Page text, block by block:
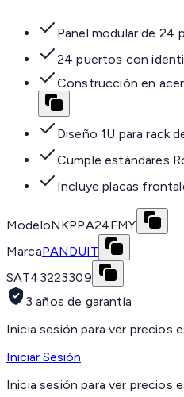
Panel modular de 24
24 puertos con
Construcción en
Diseño 1U para rack
Cumple estándares
Incluye placas
ModeloNKPPA24FMY
MarcaPANDUIT
SAT43223309
3 años de garantía
Inicia sesión para ver precios
Iniciar Sesión
Inicia sesión para ver precios